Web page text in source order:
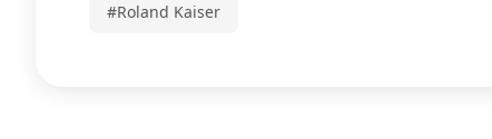
#Roland Kaiser